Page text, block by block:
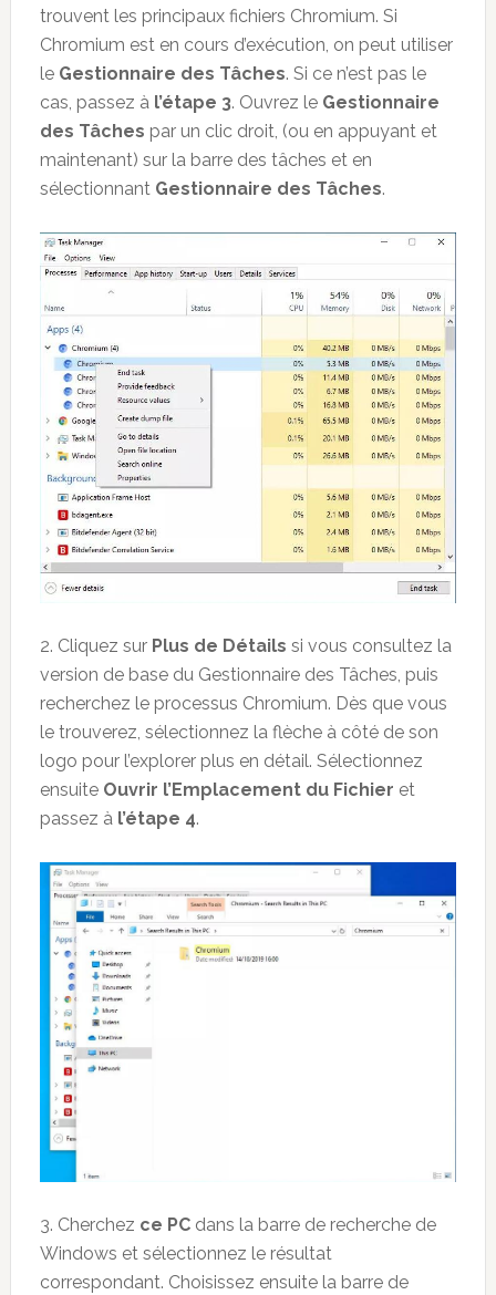
trouvent les principaux fichiers Chromium. Si
Chromium est en cours d’exécution, on peut utiliser
le Gestionnaire des Tâches. Si ce n’est pas le
cas, passez à l’étape 3. Ouvrez le Gestionnaire
des Tâches par un clic droit, (ou en appuyant et
maintenant) sur la barre des tâches et en
sélectionnant Gestionnaire des Tâches.
2. Cliquez sur Plus de Détails si vous consultez la
version de base du Gestionnaire des Tâches, puis
recherchez le processus Chromium. Dès que vous
le trouverez, sélectionnez la flèche à côté de son
logo pour l’explorer plus en détail. Sélectionnez
ensuite Ouvrir l’Emplacement du Fichier et
passez à l’étape 4.
3. Cherchez ce PCdans la barre de recherche de
Windows et sélectionnez le résultat
correspondant. Choisissez ensuite la barre de